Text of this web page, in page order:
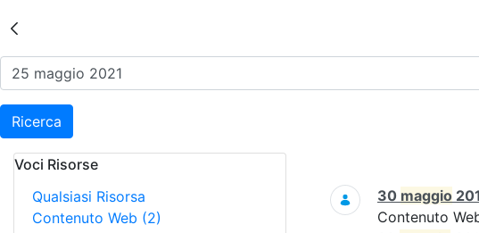
Risultati della Ricerca - Eventi
Ricerca
Voci Risorse
Qualsiasi Risorsa
Contenuto Web (2)
Ricerca
30 maggio
Contenuto